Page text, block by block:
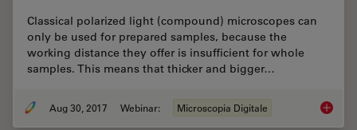
Classical polarized light (compound) microscopes can
only be used for prepared samples, because the
working distance they offer is insufficient for whole
samples. This means that thicker and bigger…
Aug 30, 2017 Webinar: Microscopia Digitale Digital